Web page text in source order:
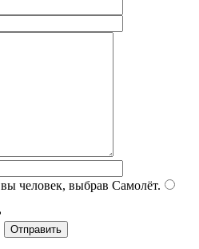
человек, выбрав Самолёт.